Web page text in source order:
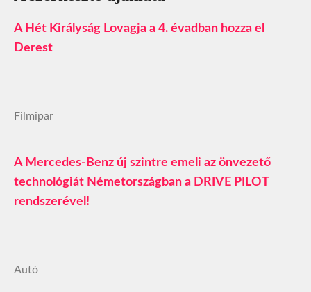
A Hét Királyság Lovagja a 4. évadban hozza el
Derest
Filmipar
A Mercedes-Benz új szintre emeli az önvezető
technológiát Németországban a DRIVE PILOT
rendszerével!
Autó